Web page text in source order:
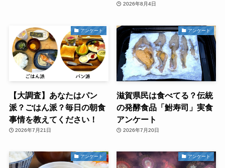
2026年8月4日
アンケート
【大調査】あなたはパン
派？ごはん派？毎日の朝食
事情を教えてください！
2026年7月21日
アンケート
滋賀県民は食べてる？伝統
の発酵食品「鮒寿司」実食
アンケート
2026年7月20日
アンケート アンケート